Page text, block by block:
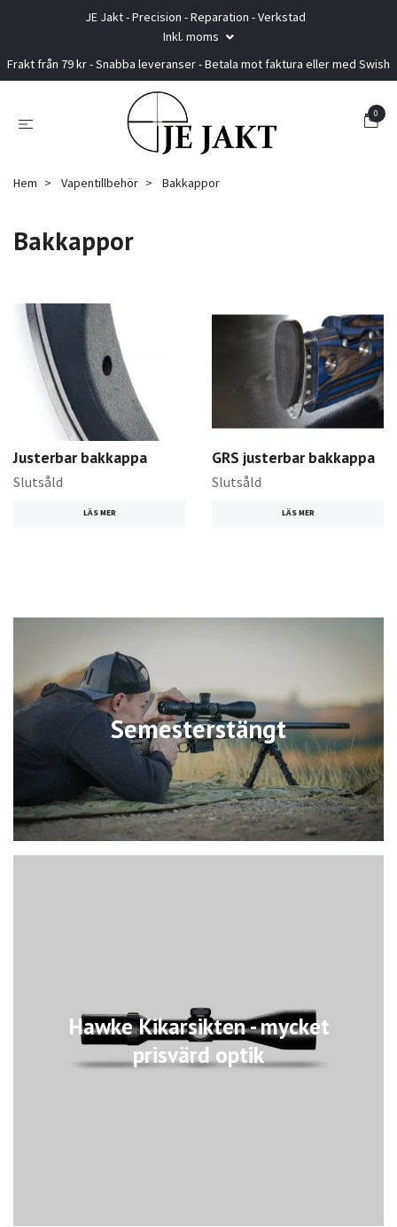
JE Jakt - Precision - Reparation - Verkstad
Inkl. moms
Frakt från 79 kr - Snabba leveranser - Betala mot faktura eller med Swish
0
Semesterstängt
Hawke Kikarsikten - mycket
prisvärd optik
Hem Vapentillbehör Bakkappor
Bakkappor
Justerbar bakkappa
Slutsåld
LÄS MER
GRS justerbar bakkappa
Slutsåld
LÄS MER